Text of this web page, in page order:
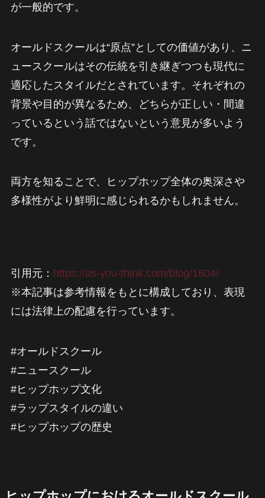
が一般的です。
オールドスクールは“原点”としての価値があり、ニ
ュースクールはその伝統を引き継ぎつつも現代に
適応したスタイルだとされています。それぞれの
背景や目的が異なるため、どちらが正しい・間違
っているという話ではないという意見が多いよう
です。
両方を知ることで、ヒップホップ全体の奥深さや
多様性がより鮮明に感じられるかもしれません。
引用元： https://as-you-think.com/blog/1604/
※本記事は参考情報をもとに構成しており、表現
には法律上の配慮を行っています。
#オールドスクール
#ニュースクール
#ヒップホップ文化
#ラップスタイルの違い
#ヒップホップの歴史